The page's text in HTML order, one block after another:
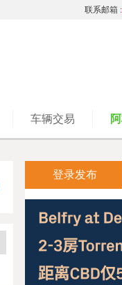
联系邮箱 :
车辆交易
登录发布